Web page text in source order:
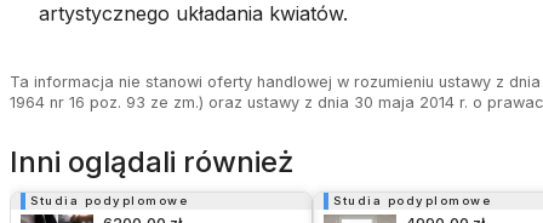
artystycznego układania kwiatów.
Ta informacja nie stanowi oferty handlowej w rozumieniu ustawy z
1964 nr 16 poz. 93 ze zm.) oraz ustawy z dnia 30 maja 2014 r. o
Inni oglądali również
Studia podyplomowe Studia podyplomowe